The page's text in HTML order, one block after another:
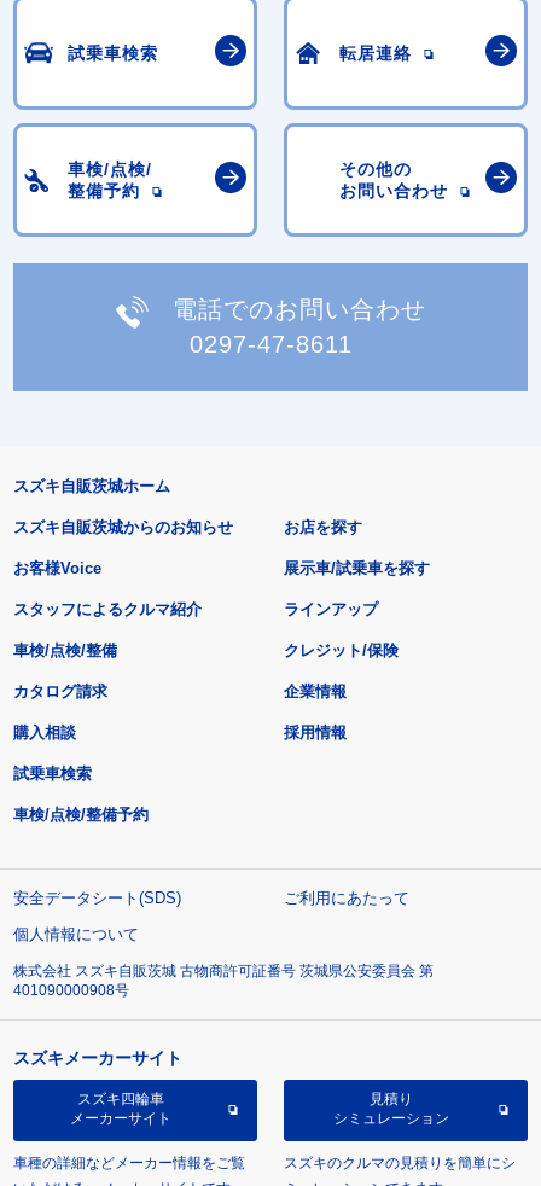
試乗車検索 転居連絡
車検/点検/
整備予約
その他の
お問い合わせ
電話でのお問い合わせ
0297-47-8611
スズキ自販茨城ホーム
スズキ自販茨城からのお知らせ
お客様Voice
スタッフによるクルマ紹介
お店を探す
展示車/試乗車を探す
ラインアップ
車検/点検/整備 クレジット/保険
カタログ請求
購入相談
試乗車検索
車検/点検/整備予約
企業情報
採用情報
安全データシート(SDS)
ご利用にあたって
個人情報について
株式会社 スズキ自販茨城 古物商許可証番号 茨城県公安委員会 第
401090000908号
スズキメーカーサイト
スズキ四輪車
メーカーサイト
車種の詳細などメーカー情報をご覧
見積り
シミュレーション
スズキのクルマの見積りを簡単にシ